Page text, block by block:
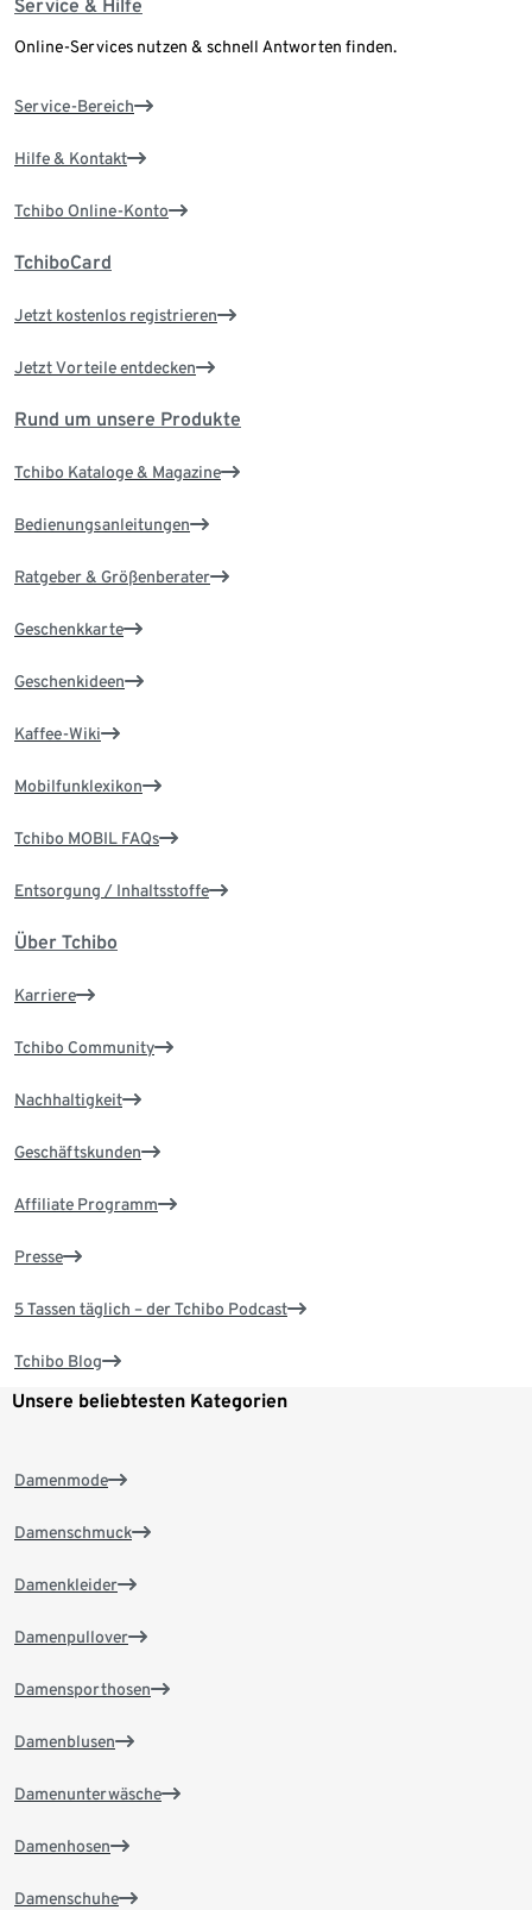
Service & Hilfe
Online-Services nutzen & schnell Antworten finden.
Service-Bereich
Hilfe & Kontakt
Tchibo Online-Konto
TchiboCard
Jetzt kostenlos registrieren
Jetzt Vorteile entdecken
Rund um unsere Produkte
Tchibo Kataloge & Magazine
Bedienungsanleitungen
Ratgeber & Größenberater
Geschenkkarte
Geschenkideen
Kaffee-Wiki
Mobilfunklexikon
Tchibo MOBIL FAQs
Entsorgung / Inhaltsstoffe
Über Tchibo
Karriere
Tchibo Community
Nachhaltigkeit
Geschäftskunden
Affiliate Programm
Presse
5 Tassen täglich – der Tchibo Podcast
Tchibo Blog
Unsere beliebtesten Kategorien
Damenmode
Damenschmuck
Damenkleider
Damenpullover
Damensporthosen
Damenblusen
Damenunterwäsche
Damenhosen
Damenschuhe